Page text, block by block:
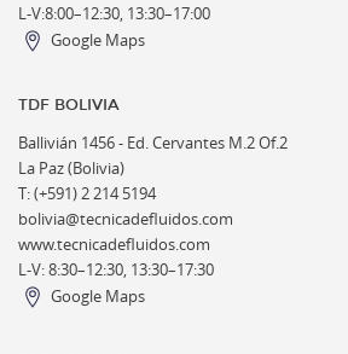
L-V:8:00–12:30, 13:30–17:00
Google Maps
TDF BOLIVIA
Ballivián 1456 - Ed. Cervantes M.2 Of.2
La Paz (Bolivia)
T: (+591) 2 214 5194
bolivia@tecnicadefluidos.com
www.tecnicadefluidos.com
L-V: 8:30–12:30, 13:30–17:30
Google Maps